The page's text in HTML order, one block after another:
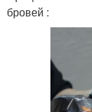
бровей :